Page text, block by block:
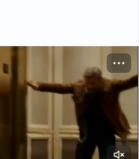
более классическим
и сделал ему